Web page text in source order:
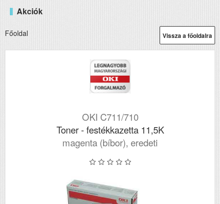
Akciók
Vissza a főoldalra
Főoldal
OKI C711/710
Toner - festékkazetta 11,5K
magenta (bíbor), eredeti